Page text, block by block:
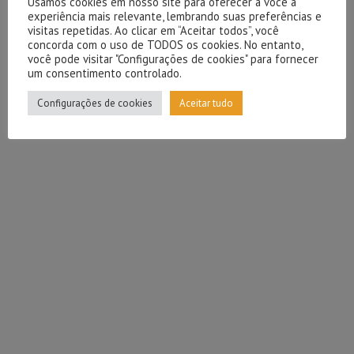
experiência mais relevante, lembrando suas preferências e
visitas repetidas. Ao clicar em “Aceitar todos”, você
concorda com o uso de TODOS os cookies. No entanto,
você pode visitar "Configurações de cookies" para fornecer
um consentimento controlado.
Configurações de cookies Aceitar tudo